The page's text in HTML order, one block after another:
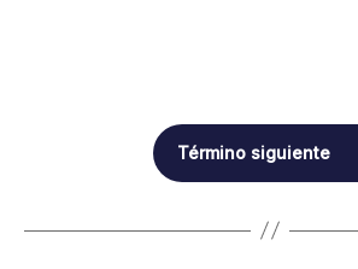
Término siguiente